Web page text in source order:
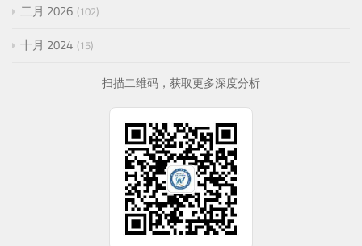
二月 2026 102
十月 2024 15
扫描二维码，获取更多深度分析